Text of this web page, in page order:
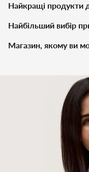
Найкращі продукти
Найбільший вибір
Магазин, якому ви